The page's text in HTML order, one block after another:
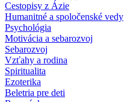
Cestopisy z Ázie
Humanitné a spoločenské vedy
Psychológia
Motivácia a sebarozvoj
Sebarozvoj
Vzťahy a rodina
Spiritualita
Ezoterika
Beletria pre deti